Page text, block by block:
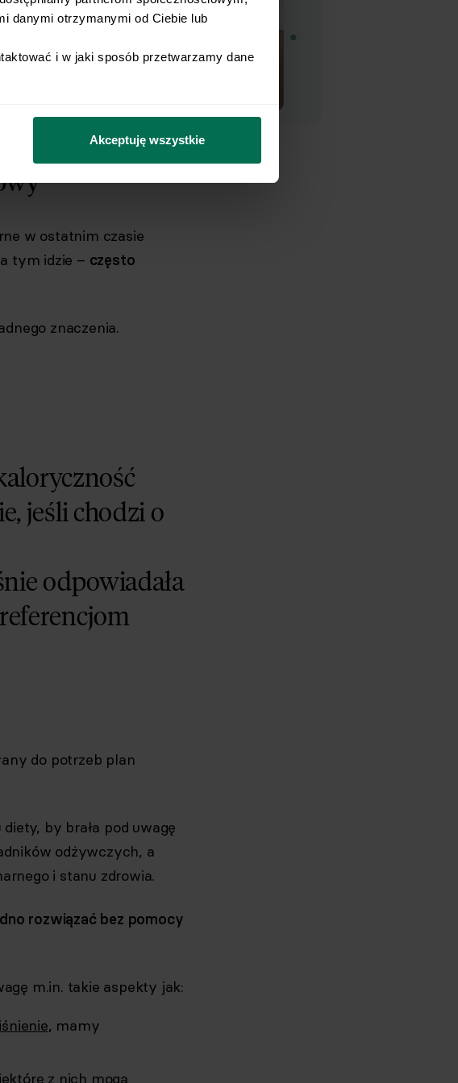
danymi otrzymanymi od Ciebie lub
i w jaki sposób przetwarzamy dane
Akceptuję wszystkie
w ostatnim czasie
tym idzie – często
znaczenia.
jeśli chodzi o
odpowiadała
do potrzeb plan
by brała pod uwagę
odżywczych, a
i stanu zdrowia.
rozwiązać bez pomocy
m.in. takie aspekty jak:
, mamy
z nich mogą